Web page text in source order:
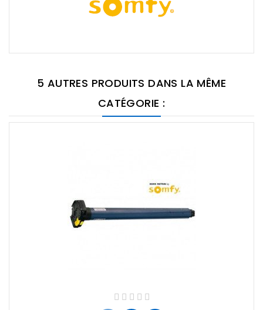
5 AUTRES PRODUITS DANS LA MÊME
CATÉGORIE :